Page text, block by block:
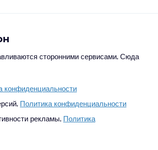
сторонними сервисами. Сюда
конфиденциальности
Политика конфиденциальности
рекламы. Политика